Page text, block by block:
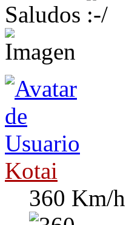
Saludos
Kotai
360 Km/h